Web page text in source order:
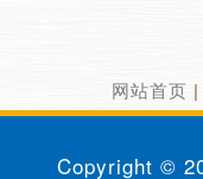
网站首页
Copyright ©